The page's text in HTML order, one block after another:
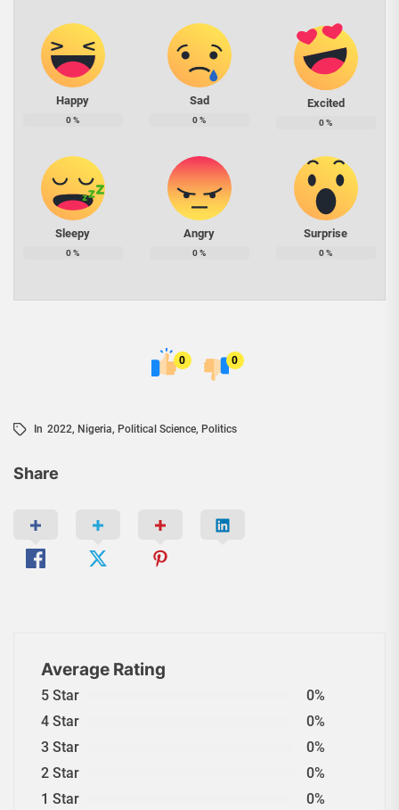
Share
Happy
0%
Sad
0%
Excited
0%
Sleepy
0%
Angry
0%
Surprise
0%
0 0
In 2022, Nigeria, Political Science, Politics
Average Rating
5 Star
0%
4 Star
0%
3 Star
0%
2 Star
0%
1 Star
0%